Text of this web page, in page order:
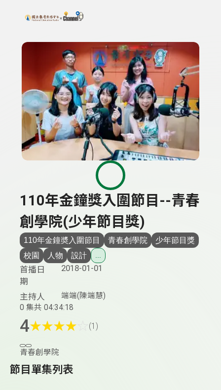
上方功能區塊
搜尋關鍵字：可輸入節目名稱、主持人或關鍵字
110年金鐘獎入圍節目--青春
創學院(少年節目獎)
110年金鐘奬入圍節目 青春創學院
少年節目獎
校園
人物 設計 ...
首播日
期
2018-01-01
主持人
端端(陳端慧)
0 集共 04:34:18
4★★★★ (1)
青春創學院
節目單集列表